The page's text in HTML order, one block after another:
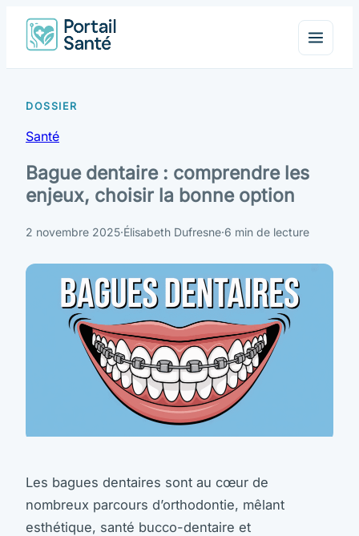
Santé
Bague dentaire : comprendre les
enjeux, choisir la bonne option
2 novembre 2025·Élisabeth Dufresne·6 min de lecture
Les bagues dentaires sont au cœur de
nombreux parcours d’orthodontie, mêlant
esthétique, santé bucco-dentaire et